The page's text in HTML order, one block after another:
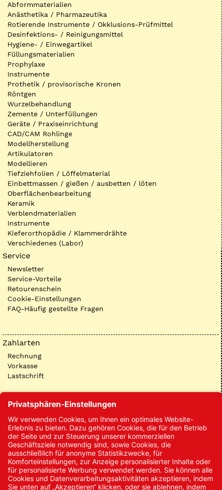
Abformmaterialien
Anästhetika / Pharmazeutika
Rotierende Instrumente / Okklusions-Prüfmittel
Desinfektions- / Reinigungsmittel
Hygiene- / Einwegartikel
Füllungsmaterialien
Prophylaxe
Instrumente
Prothetik / provisorische Kronen
Röntgen
Wurzelbehandlung
Zemente / Unterfüllungen
Geräte / Praxiseinrichtung
CAD/CAM Rohlinge
Modellherstellung
Artikulatoren
Modellieren
Tiefziehfolien / Löffelmaterial
Einbettmassen / gießen / ausbetten / löten
Oberflächenbearbeitung
Keramik
Verblendmaterialien
Instrumente
Kieferorthopädie / Klammerdrähte
Verschiedenes (Labor)
Service
Newsletter
Service-Vorteile
Retourenschein
Cookie-Einstellungen
FAQ-Häufig gestellte Fragen
Zahlarten
Rechnung
Vorkasse
Lastschrift
Kontakt
Kontakt/Anfrage
Neukundenanmeldung
Kennwort vergessen